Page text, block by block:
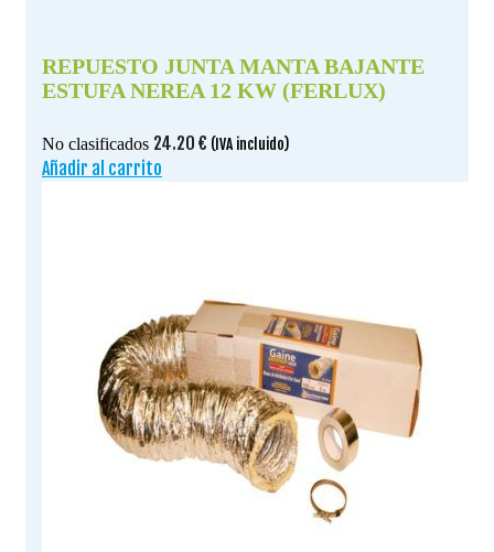
REPUESTO JUNTA MANTA BAJANTE
ESTUFA NEREA 12 KW (FERLUX)
No clasificados 24.20 € (IVA incluido)
Añadir al carrito